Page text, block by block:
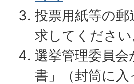
投票用紙等の
求してください
選挙管理委員
書」（封筒に